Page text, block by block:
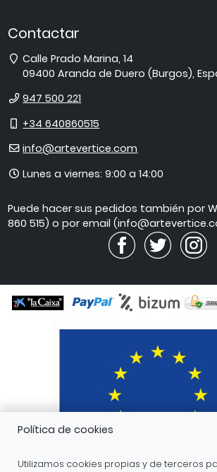
Contactar
Dirección
Calle Prado Marina, 14
09400 Aranda de Duero (Burgos),
Teléfono
947 500 221
Móvil
+34 640860515
E-
info@artevertice.com
Horario
atención
Lunes a viernes: 9:00 a 14:00
Puede hacer sus pedidos también por
860 515) o por email
Política de cookies
Utilizamos cookies propias y de terceros